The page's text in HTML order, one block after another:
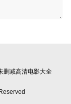
删减高清电影大全